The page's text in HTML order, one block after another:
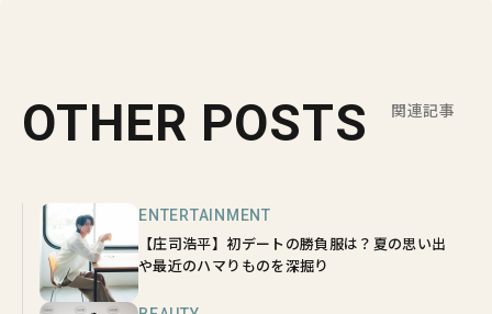
OTHER POSTS 関連記事
ENTERTAINMENT
【庄司浩平】初デートの勝負服は？夏の思い出
や最近のハマりものを深掘り